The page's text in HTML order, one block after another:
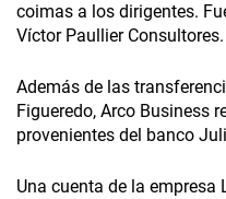
coimas a los dirigentes.
Víctor Paullier Consultores.
Además de las
Figueredo, Arco Business
provenientes del banco
Una cuenta de la empresa